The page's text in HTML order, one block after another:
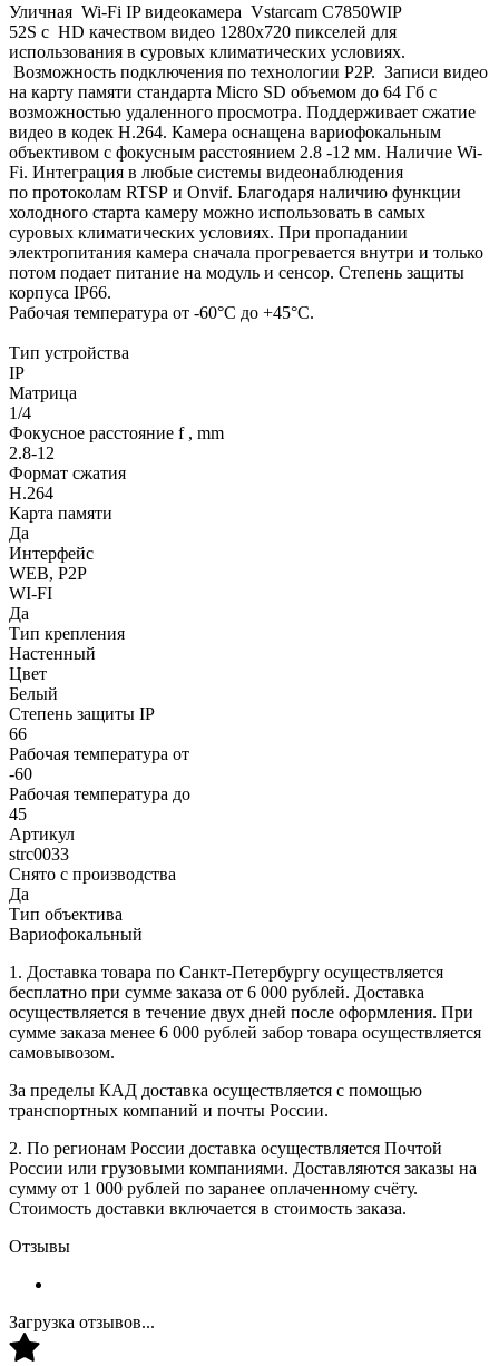
Уличная Wi-Fi IP видеокамера Vstarcam C7850WIP
52S с HD качеством видео 1280х720 пикселей для
использования в суровых климатических условиях.
Возможность подключения по технологии P2P. Записи видео
на карту памяти стандарта Micro SD объемом до 64 Гб с
возможностью удаленного просмотра. Поддерживает сжатие
видео в кодек H.264. Камера оснащена вариофокальным
объективом с фокусным расстоянием 2.8 -12 мм. Наличие Wi-
Fi. Интеграция в любые системы видеонаблюдения
по протоколам RTSP и Onvif. Благодаря наличию функции
холодного старта камеру можно использовать в самых
суровых климатических условиях. При пропадании
электропитания камера сначала прогревается внутри и только
потом подает питание на модуль и сенсор. Степень защиты
корпуса IP66.
Рабочая температура от -60°C до +45°C.
Тип устройства
IP
Матрица
1/4
Фокусное расстояние f , mm
2.8-12
Формат сжатия
H.264
Карта памяти
Да
Интерфейс
WEB, P2P
WI-FI
Да
Тип крепления
Настенный
Цвет
Белый
Степень защиты IP
66
Рабочая температура от
-60
Рабочая температура до
45
Артикул
strc0033
Снято с производства
Да
Тип объектива
Вариофокальный
1. Доставка товара по Санкт-Петербургу осуществляется
бесплатно при сумме заказа от 6 000 рублей. Доставка
осуществляется в течение двух дней после оформления. При
сумме заказа менее 6 000 рублей забор товара осуществляется
самовывозом.
За пределы КАД доставка осуществляется с помощью
транспортных компаний и почты России.
2. По регионам России доставка осуществляется Почтой
России или грузовыми компаниями. Доставляются заказы на
сумму от 1 000 рублей по заранее оплаченному счёту.
Стоимость доставки включается в стоимость заказа.
Отзывы
Загрузка отзывов...